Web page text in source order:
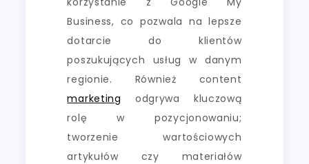
Business, co pozwala na lepsze
dotarcie do klientów
poszukujących usług w danym
regionie. Również content
marketing odgrywa kluczową
rolę w pozycjonowaniu;
tworzenie wartościowych
artykułów czy materiałów